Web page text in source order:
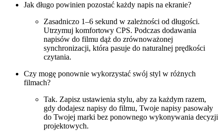
Jak długo powinien pozostać każdy napis na ekranie?
Zasadniczo 1–6 sekund w zależności od długości.
Utrzymuj komfortowy CPS. Podczas dodawania
napisów do filmu dąż do zrównoważonej
synchronizacji, która pasuje do naturalnej prędkości
czytania.
Czy mogę ponownie wykorzystać swój styl w różnych
filmach?
Tak. Zapisz ustawienia stylu, aby za każdym razem,
gdy dodajesz napisy do filmu, Twoje napisy pasowały
do Twojej marki bez ponownego wykonywania decyzji
projektowych.